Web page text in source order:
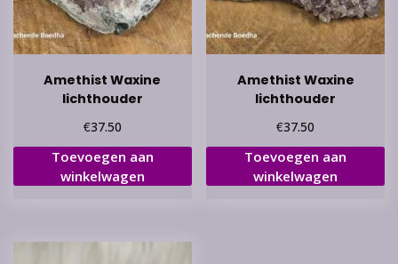
Amethist Waxine
lichthouder
€37.50
Toevoegen aan
winkelwagen
Amethist Waxine
lichthouder
€37.50
Toevoegen aan
winkelwagen